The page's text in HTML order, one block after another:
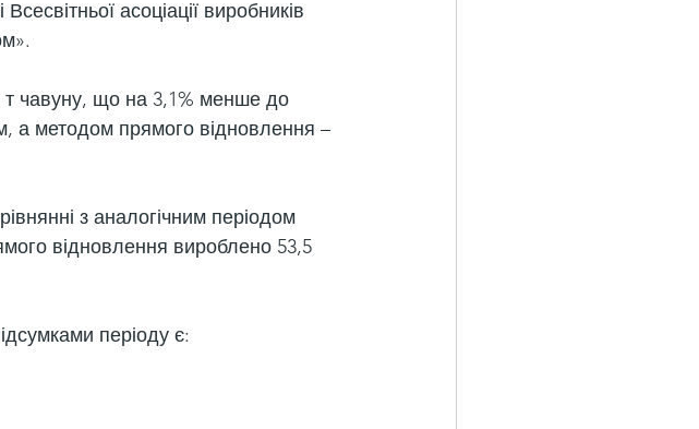
асоціації виробників
чавуну, що на 3,1% менше до
а методом прямого відновлення –
з аналогічним періодом
відновлення вироблено 53,5
періоду є: